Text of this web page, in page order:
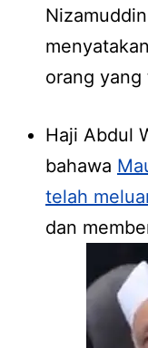
orang
Haji Abdul
bahawa
telah
dan